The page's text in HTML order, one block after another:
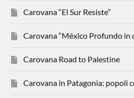
Carovana “El Sur Resiste”
Carovana “México Profundo in
Carovana Road to Palestine
Carovana in Patagonia: popoli